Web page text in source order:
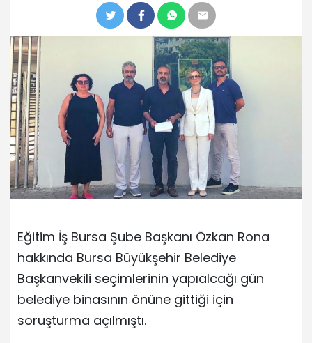
Eğitim İş Bursa Şube Başkanı Özkan Rona
hakkında Bursa Büyükşehir Belediye
Başkanvekili seçimlerinin yapıalcağı gün
belediye binasının önüne gittiği için
soruşturma açılmıştı.